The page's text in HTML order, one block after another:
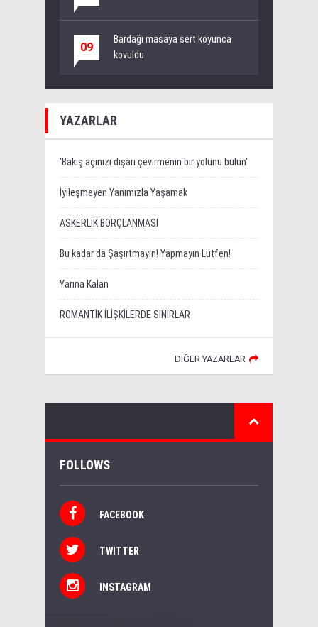
09
Bardağı masaya sert koyunca
kovuldu
YAZARLAR
'Bakış açınızı dışarı çevirmenin bir yolunu bulun'
İyileşmeyen Yanımızla Yaşamak
ASKERLİK BORÇLANMASI
Bu kadar da Şaşırtmayın! Yapmayın Lütfen!
Yarına Kalan
ROMANTİK İLİŞKİLERDE SINIRLAR
DIĞER YAZARLAR
FOLLOWS
FACEBOOK
TWITTER
INSTAGRAM